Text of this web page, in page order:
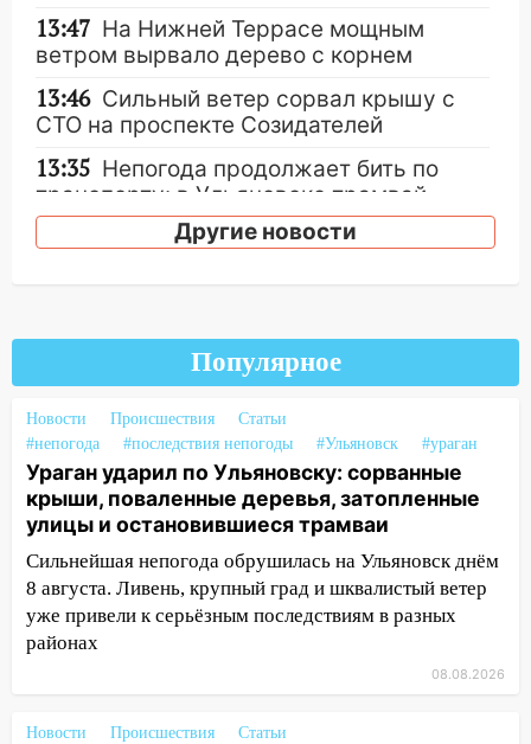
13:47 На Нижней Террасе мощным
ветром вырвало дерево с корнем
13:46 Сильный ветер сорвал крышу с
СТО на проспекте Созидателей
13:35 Непогода продолжает бить по
транспорту: в Ульяновске трамвай
сошёл с рельсов
13:17 Непогода в Ульяновске не
закончится сегодня: сильные ливни
сохранятся 9 августа
13:15
Трижды «брал в долг» без спроса:
житель Вешкаймского района похитил у
знакомого 191 тысячу рублей
13:14 Ураган оторвал светофор на
проспекте Филатова в Ульяновске
13:12 Дерево пробило крышу дома на
Новгородской в Ульяновске и рухнуло
на электрощит
Другие новости
Популярное
Новости Происшествия
Статьи
#непогода
#последствия непогоды #Ульяновск #ураган
Ураган ударил по Ульяновску: сорванные
крыши, поваленные деревья, затопленные
улицы и остановившиеся трамваи
Сильнейшая непогода обрушилась на Ульяновск днём
8 августа. Ливень, крупный град и шквалистый ветер
уже привели к серьёзным последствиям в разных
районах
08.08.2026
Новости Происшествия Статьи